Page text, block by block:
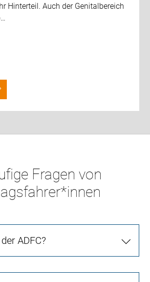
Hinterteil. Auch der Genitalbereich
Fragen von
ADFC?